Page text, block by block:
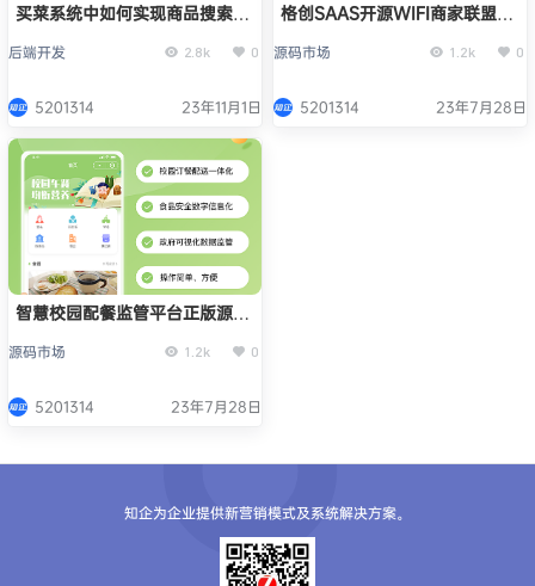
买菜系统中如何实现商品搜索功
后端开发 2.8k 0
5201314 23年11月1日
格创SAAS开源WIFI商家联盟拓
源码市场 1.2k 0
5201314 23年7月28日
智慧校园配餐监管平台正版源码
源码市场 1.2k 0
5201314 23年7月28日
知企为企业提供新营销模式及系统解决方案。